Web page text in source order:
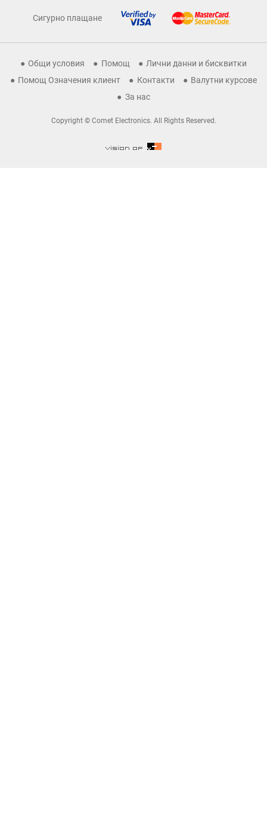
Сигурно плащане
Общи условия Помощ
Лични данни и бисквитки
Помощ Означения клиент
Контакти
Валутни курсове
За нас
Copyright © Comet Electronics. All Rights Reserved.